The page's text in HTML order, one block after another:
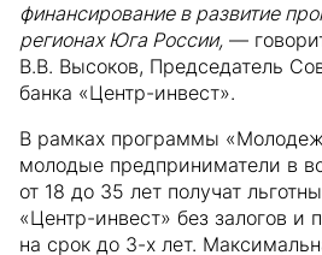
финансирование в развитие
регионах Юга России, —
В.В. Высоков, Председатель
банка «Центр-инвест».
В рамках программы
молодые предприниматели в
от 18 до 35 лет получат
«Центр-инвест» без залогов и
на срок до 3-х лет.